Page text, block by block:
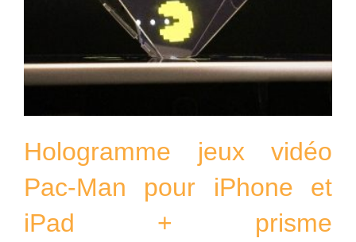
Hologramme jeux vidéo
Pac-Man pour iPhone et
iPad + prisme